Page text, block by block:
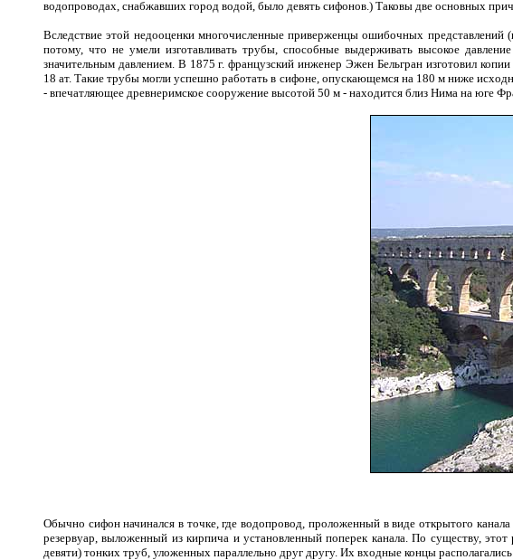
водопроводах, снабжавших город водой, было девять сифонов.) Таковы две основных
Вследствие этой недооценки многочисленные приверженцы ошибочных
потому, что не умели изготавливать трубы, способные выдерживать высокое
значительным давлением. В 1875 г. французский инженер Эжен Бельгран изготовил
18 ат. Такие трубы могли успешно работать в сифоне, опускающемся на 180 м ниже
- впечатляющее древнеримское сооружение высотой 50 м - находится близ Нима на юге
Обычно сифон начинался в точке, где водопровод, проложенный в виде открытого
резервуар, выложенный из кирпича и установленный поперек канала. По существу,
девяти) тонких труб, уложенных параллельно друг другу. Их входные концы